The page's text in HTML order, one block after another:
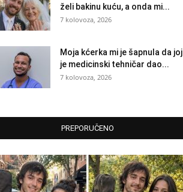
želi bakinu kuću, a onda mi...
7 kolovoza, 2026
Moja kćerka mi je šapnula da joj
je medicinski tehničar dao...
7 kolovoza, 2026
PREPORUČENO